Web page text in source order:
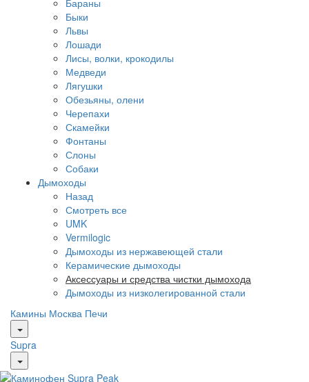
Быки
Львы
Лошади
Лисы, волки, крокодилы
Медведи
Лягушки
Обезьяны, олени
Черепахи
Скамейки
Фонтаны
Слоны
Собаки
Дымоходы
Назад
Смотреть все
UMK
Vermilogic
Дымоходы из нержавеющей стали
Керамические дымоходы
Аксессуары и средства чистки дымохода
Дымоходы из низколегированной стали
Камины Москва Печи
Supra